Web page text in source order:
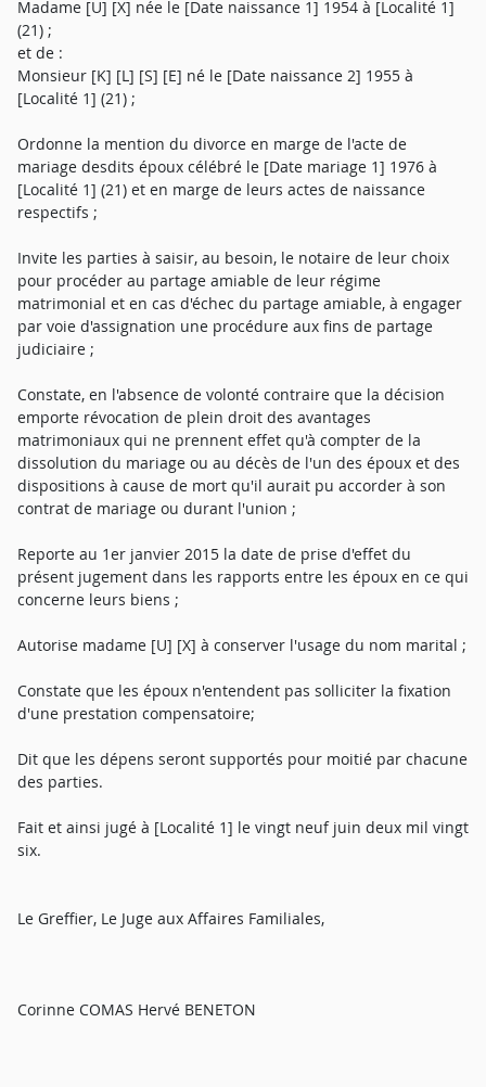
Madame [U] [X] née le [Date naissance 1] 1954 à [Localité 1]
(21) ;
et de :
Monsieur [K] [L] [S] [E] né le [Date naissance 2] 1955 à
[Localité 1] (21) ;
Ordonne la mention du divorce en marge de l'acte de
mariage desdits époux célébré le [Date mariage 1] 1976 à
[Localité 1] (21) et en marge de leurs actes de naissance
respectifs ;
Invite les parties à saisir, au besoin, le notaire de leur choix
pour procéder au partage amiable de leur régime
matrimonial et en cas d'échec du partage amiable, à engager
par voie d'assignation une procédure aux fins de partage
judiciaire ;
Constate, en l'absence de volonté contraire que la décision
emporte révocation de plein droit des avantages
matrimoniaux qui ne prennent effet qu'à compter de la
dissolution du mariage ou au décès de l'un des époux et des
dispositions à cause de mort qu'il aurait pu accorder à son
contrat de mariage ou durant l'union ;
Reporte au 1er janvier 2015 la date de prise d'effet du
présent jugement dans les rapports entre les époux en ce qui
concerne leurs biens ;
Autorise madame [U] [X] à conserver l'usage du nom marital ;
Constate que les époux n'entendent pas solliciter la fixation
d'une prestation compensatoire;
Dit que les dépens seront supportés pour moitié par chacune
des parties.
Fait et ainsi jugé à [Localité 1] le vingt neuf juin deux mil vingt
six.
Le Greffier, Le Juge aux Affaires Familiales,
Corinne COMAS Hervé BENETON